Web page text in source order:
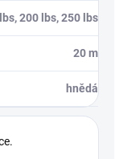
200 lbs, 250 lbs
20 m
hnědá